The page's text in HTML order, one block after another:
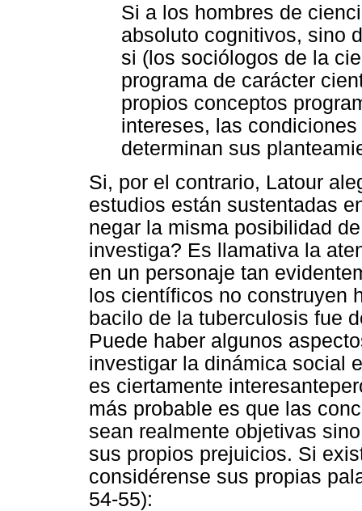
Si a los hombres de
absoluto cognitivos, sino
si (los sociólogos de la
programa de carácter
propios conceptos
intereses, las
determinan sus
Si, por el contrario, Latour
estudios están sustentadas
negar la misma posibilidad
investiga? Es llamativa la
en un personaje tan
los científicos no construyen
bacilo de la tuberculosis fue
Puede haber algunos
investigar la dinámica social
es ciertamente
más probable es que las
sean realmente objetivas
sus propios prejuicios. Si
considérense sus propias
54-55):